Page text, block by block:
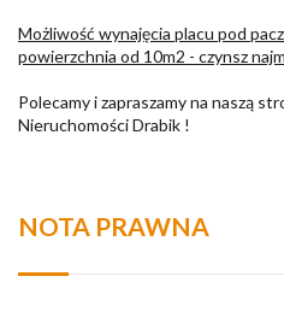
Możliwość wynajęcia placu pod
powierzchnia od 10m2 - czynsz
Polecamy i zapraszamy na naszą
Nieruchomości Drabik !
NOTA PRAWNA